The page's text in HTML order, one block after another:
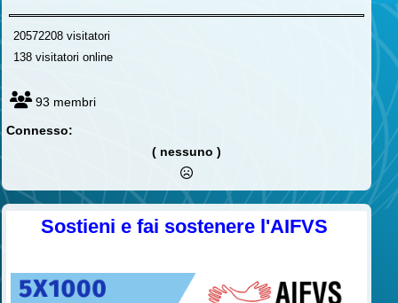
20572208 visitatori
138 visitatori online
93 membri
Connesso:
( nessuno )
Sostieni e fai sostenere l'AIFVS